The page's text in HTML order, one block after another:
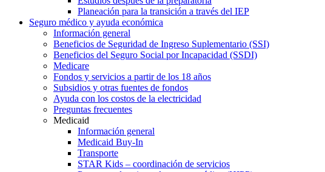
Planeación para la transición a través del IEP
Seguro médico y ayuda económica
Información general
Beneficios de Seguridad de Ingreso Suplementario (SSI)
Beneficios del Seguro Social por Incapacidad (SSDI)
Medicare
Fondos y servicios a partir de los 18 años
Subsidios y otras fuentes de fondos
Ayuda con los costos de la electricidad
Preguntas frecuentes
Medicaid
Información general
Medicaid Buy-In
Transporte
STAR Kids – coordinación de servicios